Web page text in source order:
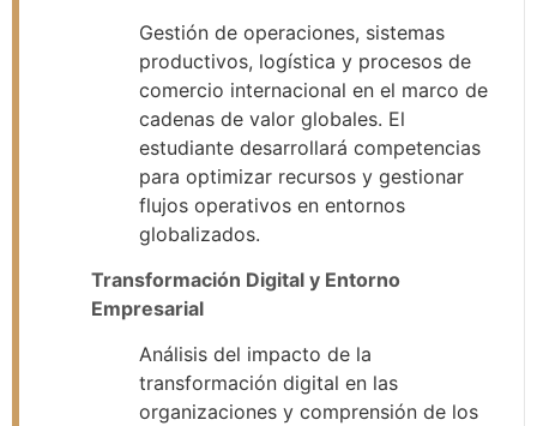
Gestión de operaciones, sistemas
productivos, logística y procesos de
comercio internacional en el marco de
cadenas de valor globales. El
estudiante desarrollará competencias
para optimizar recursos y gestionar
flujos operativos en entornos
globalizados.
Transformación Digital y Entorno
Empresarial
Análisis del impacto de la
transformación digital en las
organizaciones y comprensión de los